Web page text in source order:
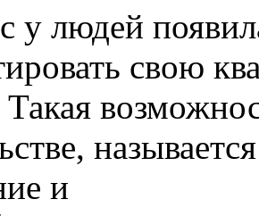
у людей
свою